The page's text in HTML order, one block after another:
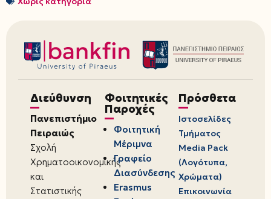
Διεύθυνση
Πανεπιστήμιο
Πειραιώς
Σχολή
Χρηματοοικονομικής
και
Στατιστικής
Φοιτητικές
Παροχές
Φοιτητική
Μέριμνα
Γραφείο
Διασύνδεσης
Erasmus
Πρόσθετα
Ιστοσελίδες
Τμήματος
Media Pack
(Λογότυπα,
Χρώματα)
Επικοινωνία